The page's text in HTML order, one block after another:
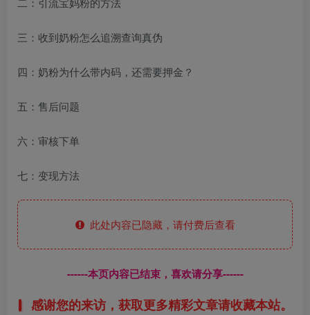
三：收到奶粉怎么追溯查询真伪
四：奶粉为什么带内码，还需要押金？
五：售后问题
六：审核下单
七：变现方法
此处内容已隐藏，请付费后查看
------本页内容已结束，喜欢请分享------
感谢您的来访，获取更多精彩文章请收藏本站。